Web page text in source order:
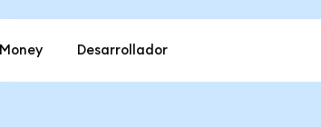
Money Desarrollador